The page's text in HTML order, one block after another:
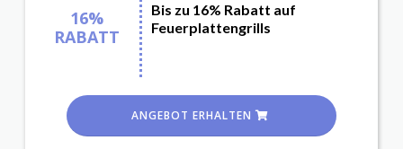
16%
RABATT
Bis zu 16% Rabatt auf
Feuerplattengrills
ANGEBOT ERHALTEN